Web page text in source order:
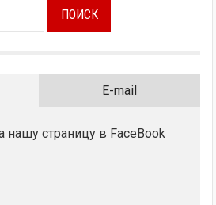
E-mail
нашу страницу в FaceBook